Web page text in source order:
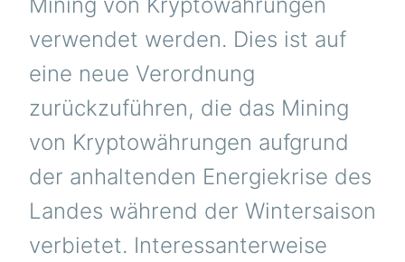
verwendet werden. Dies ist auf
eine neue Verordnung
zurückzuführen, die das Mining
von Kryptowährungen aufgrund
der anhaltenden Energiekrise des
Landes während der Wintersaison
verbietet. Interessanterweise